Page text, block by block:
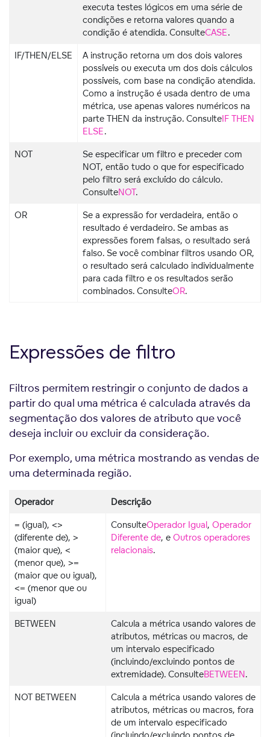
executa testes lógicos em uma série de
condições e retorna valores quando a
condição é atendida. ConsulteCASE.
IF/THEN/ELSE
A instrução retorna um dos dois valores
possíveis ou executa um dos dois cálculos
possíveis, com base na condição atendida.
Como a instrução é usada dentro de uma
métrica, use apenas valores numéricos na
parte THEN da instrução. ConsulteIF THEN
ELSE.
NOT
Se especificar um filtro e preceder com
NOT, então tudo o que for especificado
pelo filtro será excluído do cálculo.
ConsulteNOT.
OR
Se a expressão for verdadeira, então o
resultado é verdadeiro. Se ambas as
expressões forem falsas, o resultado será
falso. Se você combinar filtros usando OR,
o resultado será calculado individualmente
para cada filtro e os resultados serão
combinados. ConsulteOR.
Expressões de filtro
Filtros permitem restringir o conjunto de dados a
partir do qual uma métrica é calculada através da
segmentação dos valores de atributo que você
deseja incluir ou excluir da consideração.
Por exemplo, uma métrica mostrando as vendas de
uma determinada região.
Operador Descrição
= (igual), <>
(diferente de), >
(maior que), <
(menor que), >=
(maior que ou igual),
<= (menor que ou
igual)
ConsulteOperador Igual, Operador
Diferente de, e Outros operadores
relacionais.
BETWEEN
Calcula a métrica usando valores de
atributos, métricas ou macros, de
um intervalo especificado
(incluindo/excluindo pontos de
extremidade). ConsulteBETWEEN.
NOT BETWEEN
Calcula a métrica usando valores de
atributos, métricas ou macros, fora
de um intervalo especificado
(incluindo/excluindo pontos de